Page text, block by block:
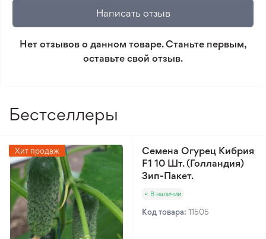
который не соответствует ожиданиям. Согласно
условиям возврата.
Минимальный заказ 300 грн.
Написать отзыв
Нет отзывов о данном товаре. Станьте первым,
оставьте свой отзыв.
Бестселлеры
Хит продаж
Семена Огурец Кибрия
F1 10 Шт. (Голландия)
Зип-Пакет.
В наличии
Код товара: 11505